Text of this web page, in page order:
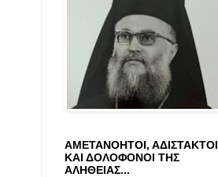
ΑΜΕΤΑΝΟΗΤΟΙ, ΑΔΙΣΤΑΚΤΟΙ
ΚΑΙ ΔΟΛΟΦΟΝΟΙ ΤΗΣ
ΑΛΗΘΕΙΑΣ...